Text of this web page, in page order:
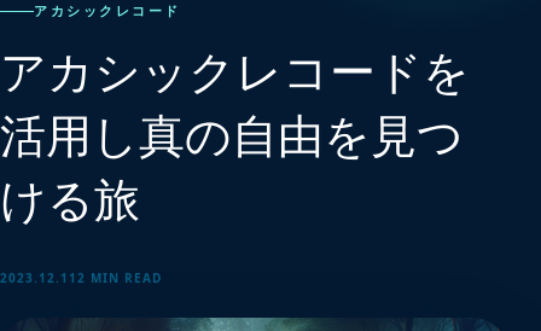
アカシックレコード
アカシックレコードを
活用し真の自由を見つ
ける旅
2023.12.11 2 MIN READ